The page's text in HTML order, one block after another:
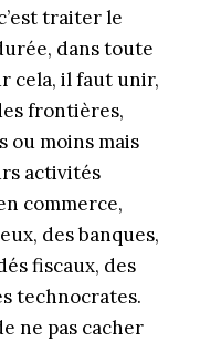
traiter le
dans toute
cela, il faut unir,
frontières,
ou moins mais
activités
commerce,
des banques,
fiscaux, des
technocrates.
ne pas cacher